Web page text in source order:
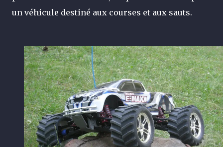
un véhicule destiné aux courses et aux sauts.